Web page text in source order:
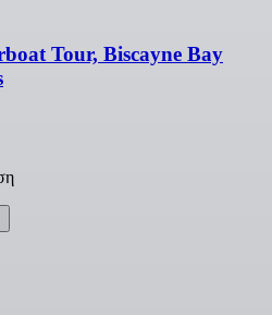
Tour, Biscayne Bay